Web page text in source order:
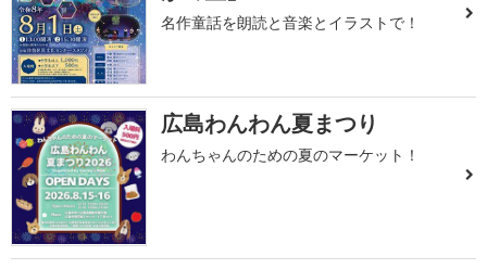
名作童話を朗読と音楽とイラストで！
広島わんわん夏まつり
わんちゃんのための夏のマーケット！